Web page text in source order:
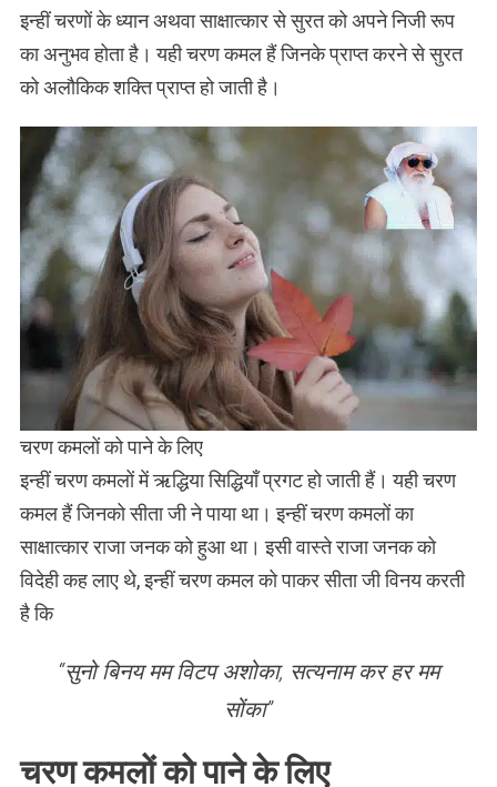
इन्हीं चरणों के ध्यान अथवा साक्षात्कार से सुरत को अपने निजी रूप
का अनुभव होता है। यही चरण कमल हैं जिनके प्राप्त करने से सुरत
को अलौकिक शक्ति प्राप्त हो जाती है।
चरण कमलों को पाने के लिए
इन्हीं चरण कमलों में ऋद्धिया सिद्धियाँ प्रगट हो जाती हैं। यही चरण
कमल हैं जिनको सीता जी ने पाया था। इन्हीं चरण कमलों का
साक्षात्कार राजा जनक को हुआ था। इसी वास्ते राजा जनक को
विदेही कह लाए थे, इन्हीं चरण कमल को पाकर सीता जी विनय करती
है कि
“सुनो बिनय मम विटप अशोका, सत्यनाम कर हर मम
सोंका”
चरण कमलों को पाने के लिए